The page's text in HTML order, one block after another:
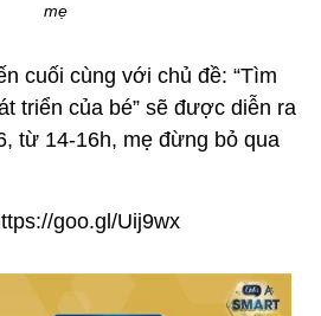
mẹ
cuối cùng với chủ đề: “Tìm
triển của bé” sẽ được diễn ra
từ 14-16h, mẹ đừng bỏ qua
goo.gl/Uij9wx